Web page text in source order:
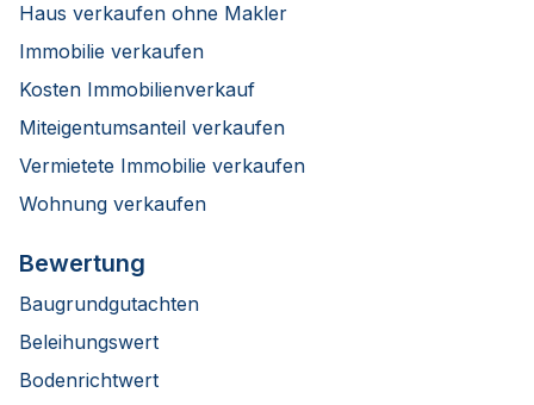
Haus verkaufen ohne Makler
Immobilie verkaufen
Kosten Immobilienverkauf
Miteigentumsanteil verkaufen
Vermietete Immobilie verkaufen
Wohnung verkaufen
Bewertung
Baugrundgutachten
Beleihungswert
Bodenrichtwert